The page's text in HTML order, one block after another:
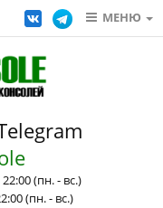
МЕНЮ
(пн. - вс.)
(пн. - вс.)